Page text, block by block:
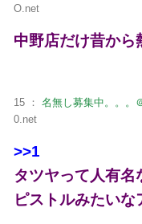
O.net
中野店だけ昔から
15 ： 名無し募集中。。。
0.net
>>1
タツヤって人有名
ピストルみたいな